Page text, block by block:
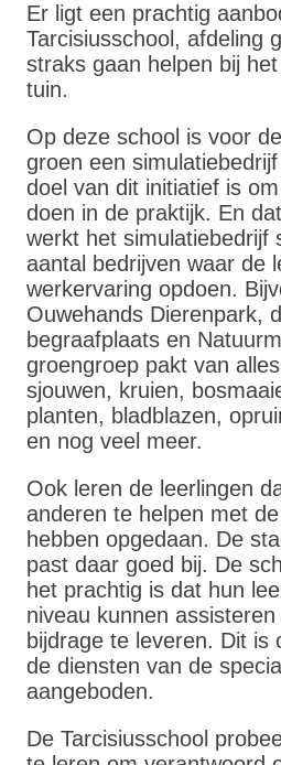
Er ligt een prachtig
Tarcisiusschool, afdeling
straks gaan helpen bij
tuin.
Op deze school is voor
groen een
doel van dit initiatief is
doen in de praktijk. En
werkt het simulatiebedrijf
aantal bedrijven waar de
werkervaring opdoen.
Ouwehands Dierenpark,
begraafplaats en
groengroep pakt van
sjouwen, kruien,
planten, bladblazen,
en nog veel meer.
Ook leren de leerlingen
anderen te helpen met
hebben opgedaan. De
past daar goed bij. De
het prachtig is dat hun
niveau kunnen
bijdrage te leveren. Dit is
de diensten van de
aangeboden.
De Tarcisiusschool